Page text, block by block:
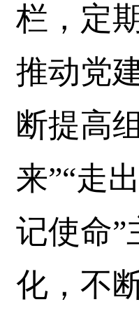
栏，定
推动党
断提高
来”“走
记使命”
化，不